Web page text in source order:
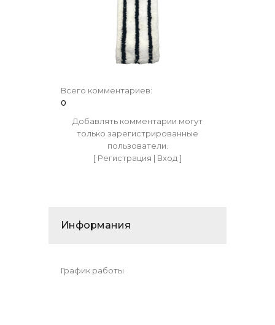
Всего комментариев:
0
Добавлять комментарии могут
только зарегистрированные
пользователи.
[ Регистрация | Вход]
Информания
График работы